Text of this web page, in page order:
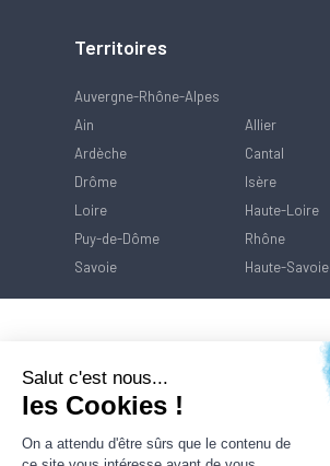
Territoires
Auvergne-Rhône-Alpes
Ain
Allier
Ardèche
Cantal
Drôme
Isère
Loire
Haute-Loire
Puy-de-Dôme
Rhône
Savoie
Haute-Savoie
Salut c'est nous...
les Cookies !
On a attendu d'être sûrs que le contenu de